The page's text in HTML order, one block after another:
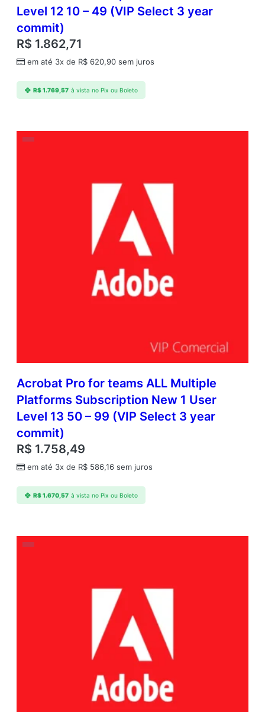
Level 12 10 – 49 (VIP Select 3 year
commit)
R$ 1.862,71
em até 3x de R$ 620,90 sem juros
R$1.769,57 à vista no Pix ou Boleto
Acrobat Pro for teams ALL Multiple
Platforms Subscription New 1 User
Level 13 50 – 99 (VIP Select 3 year
commit)
R$ 1.758,49
em até 3x de R$ 586,16 sem juros
R$1.670,57 à vista no Pix ou Boleto